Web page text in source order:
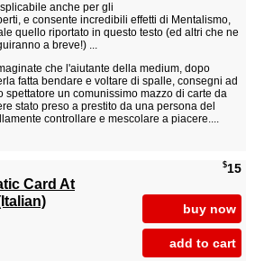
anche per gli
e consente incredibili effetti di Mentalismo,
quello riportato in questo testo (ed altri che ne
a breve!) ...
che l'aiutante della medium, dopo
fatta bendare e voltare di spalle, consegni ad
spettatore un comunissimo mazzo di carte da
stato preso a prestito da una persona del
controllare e mescolare a piacere....
$15
buy now
add to cart
Card At